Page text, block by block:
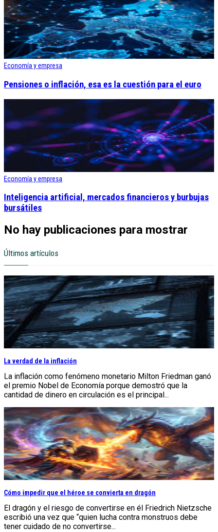
Economía y empresa
Pensiones o inflación, esa es la cuestión para el euro
Economía y empresa
Inteligencia artificial, mercados financieros y burbujas
bursátiles
No hay publicaciones para mostrar
Últimos artículos
La verdad de la inflación
La inflación como fenómeno monetario Milton Friedman ganó
el premio Nobel de Economía porque demostró que la
cantidad de dinero en circulación es el principal...
Cómo impedir que el héroe se convierta en dragón
El dragón y el riesgo de convertirse en él Friedrich Nietzsche
escribió una vez que “quien lucha contra monstruos debe
tener cuidado de no convertirse...